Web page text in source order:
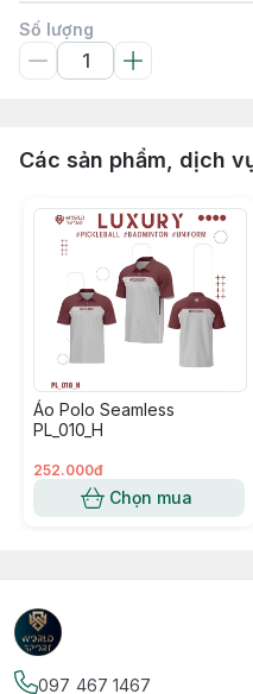
Số lượng
Các sản phẩm, dịch
Áo Polo Seamless
PL_010_H
252.000đ
Chọn mua
097 467 1467